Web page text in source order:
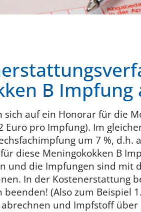
B Impfung
sich auf ein Honorar für die
Euro pro Impfung). Im
um 7 %,
diese Meningokokken B
und die Impfungen sind mit
In der Kostenerstattung
beenden! (Also zum Beispiel
und Impfstoff